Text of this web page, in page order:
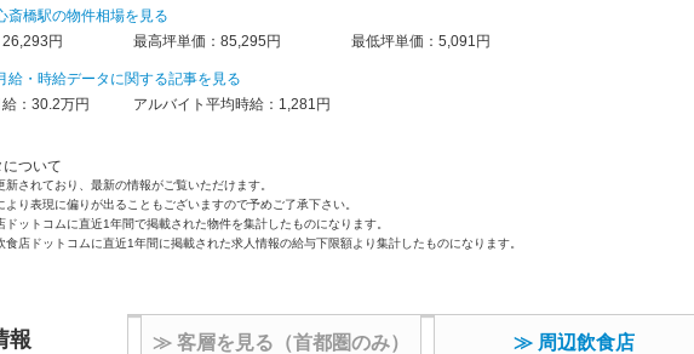
斎橋駅の物件相場を見る
円
最高坪単価：85,295円 最低坪単価：5,091円
給・時給データに関する記事を見る
：30.2万円
アルバイト平均時給：1,281円
ついて
新されており、最新の情報がご覧いただけます。
り表現に偏りが出ることもございますので予めご了承下さい。
ットコムに直近1年間で掲載された物件を集計したものになります。
店ドットコムに直近1年間に掲載された求人情報の給与下限額より集計したものになります。
報 ≫ 客層を見る（首都圏のみ） ≫ 周辺飲食店